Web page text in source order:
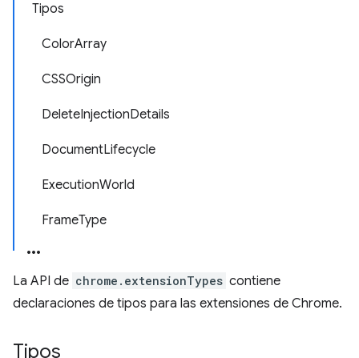
Tipos
ColorArray
CSSOrigin
DeleteInjectionDetails
DocumentLifecycle
ExecutionWorld
FrameType
La API de chrome.extensionTypes contiene
declaraciones de tipos para las extensiones de Chrome.
Tipos